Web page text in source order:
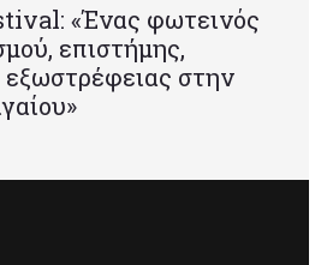
«Ένας φωτεινός
επιστήμης,
εξωστρέφειας στην